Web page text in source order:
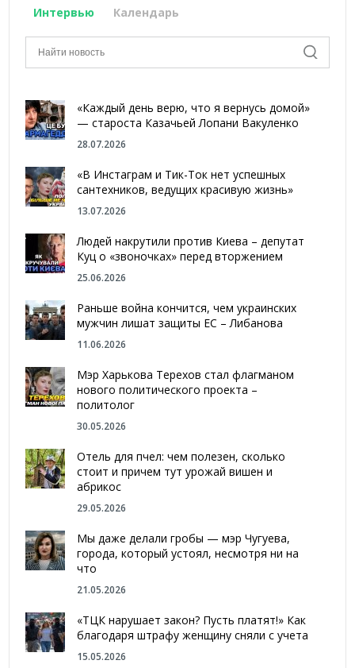
Интервью Календарь
«Каждый день верю, что я вернусь домой»
— староста Казачьей Лопани Вакуленко
28.07.2026
«В Инстаграм и Тик-Ток нет успешных
сантехников, ведущих красивую жизнь»
13.07.2026
Людей накрутили против Киева – депутат
Куц о «звоночках» перед вторжением
25.06.2026
Раньше война кончится, чем украинских
мужчин лишат защиты ЕС – Либанова
11.06.2026
Мэр Харькова Терехов стал флагманом
нового политического проекта –
политолог
30.05.2026
Отель для пчел: чем полезен, сколько
стоит и причем тут урожай вишен и
абрикос
29.05.2026
Мы даже делали гробы — мэр Чугуева,
города, который устоял, несмотря ни на
что
21.05.2026
«ТЦК нарушает закон? Пусть платят!» Как
благодаря штрафу женщину сняли с учета
15.05.2026